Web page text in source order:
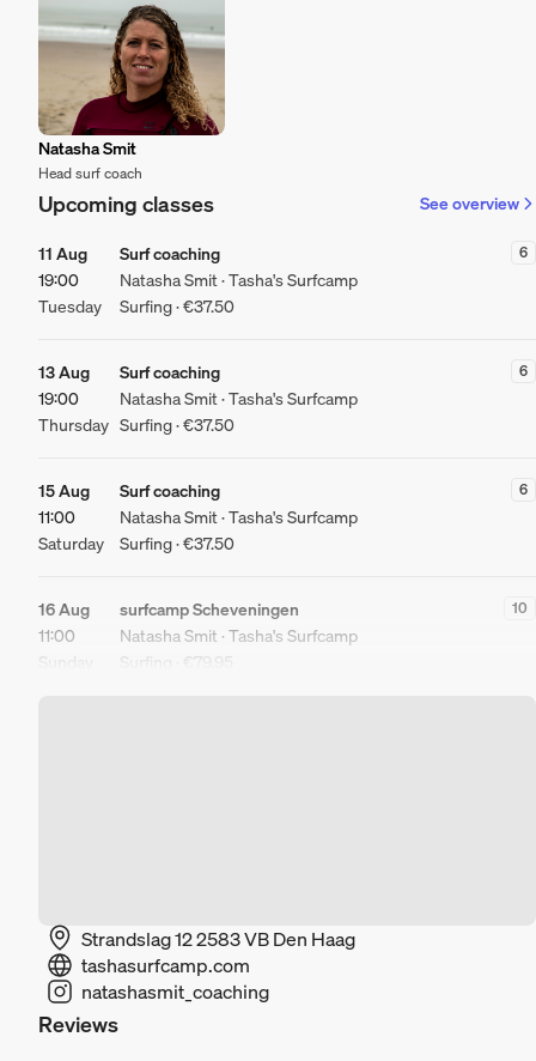
Natasha Smit
Head surf coach
Upcoming classes See overview
11 Aug
19:00
Tuesday
Surf coaching
Natasha Smit · Tasha's Surfcamp
Surfing · €37.50
6
13 Aug
19:00
Thursday
Surf coaching
Natasha Smit · Tasha's Surfcamp
Surfing · €37.50
6
15 Aug
11:00
Saturday
Surf coaching
Natasha Smit · Tasha's Surfcamp
Surfing · €37.50
6
16 Aug
11:00
Sunday
surfcamp Scheveningen
Natasha Smit · Tasha's Surfcamp
Surfing · €79.95
10
Strandslag 12 2583 VB Den Haag
tashasurfcamp.com
natashasmit_coaching
Reviews